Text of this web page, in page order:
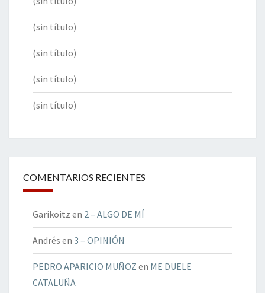
(sin título)
(sin título)
(sin título)
(sin título)
COMENTARIOS RECIENTES
Garikoitz en 2 – ALGO DE MÍ
Andrés en 3 – OPINIÓN
PEDRO APARICIO MUÑOZ en ME DUELE
CATALUÑA